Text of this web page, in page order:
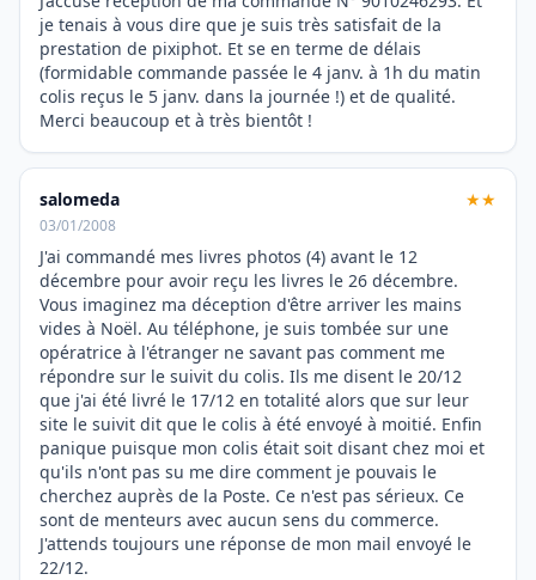
je tenais à vous dire que je suis très satisfait de la
prestation de pixiphot. Et se en terme de délais
(formidable commande passée le 4 janv. à 1h du matin
colis reçus le 5 janv. dans la journée !) et de qualité.
Merci beaucoup et à très bientôt !
salomeda ★★
03/01/2008
J'ai commandé mes livres photos (4) avant le 12
décembre pour avoir reçu les livres le 26 décembre.
Vous imaginez ma déception d'être arriver les mains
vides à Noël. Au téléphone, je suis tombée sur une
opératrice à l'étranger ne savant pas comment me
répondre sur le suivit du colis. Ils me disent le 20/12
que j'ai été livré le 17/12 en totalité alors que sur leur
site le suivit dit que le colis à été envoyé à moitié. Enfin
panique puisque mon colis était soit disant chez moi et
qu'ils n'ont pas su me dire comment je pouvais le
cherchez auprès de la Poste. Ce n'est pas sérieux. Ce
sont de menteurs avec aucun sens du commerce.
J'attends toujours une réponse de mon mail envoyé le
22/12.